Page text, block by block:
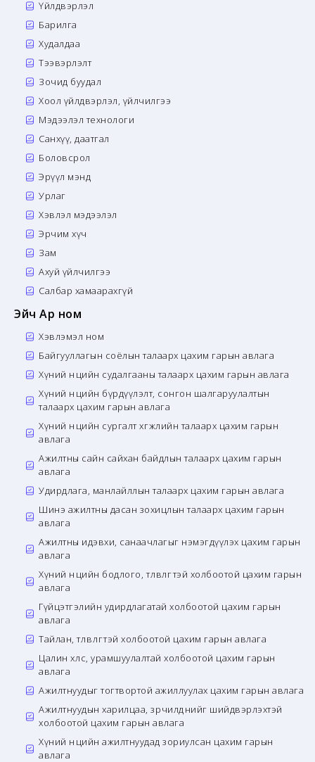
Үйлдвэрлэл
Барилга
Худалдаа
Тээвэрлэлт
Зочид буудал
Хоол үйлдвэрлэл, үйлчилгээ
Мэдээлэл технологи
Санхүү, даатгал
Боловсрол
Эрүүл мэнд
Урлаг
Хэвлэл мэдээлэл
Эрчим хүч
Зам
Ахуй үйлчилгээ
Салбар хамаарахгүй
Эйч Ар ном
Хэвлэмэл ном
Байгууллагын соёлын талаарх цахим гарын авлага
Хүний нөөцийн судалгааны талаарх цахим гарын авлага
Хүний нөөцийн бүрдүүлэлт, сонгон шалгаруулалтын
талаарх цахим гарын авлага
Хүний нөөцийн сургалт хөгжлийн талаарх цахим гарын
авлага
Ажилтны сайн сайхан байдлын талаарх цахим гарын
авлага
Удирдлага, манлайллын талаарх цахим гарын авлага
Шинэ ажилтны дасан зохицлын талаарх цахим гарын
авлага
Ажилтны идэвхи, санаачлагыг нэмэгдүүлэх цахим гарын
авлага
Хүний нөөцийн бодлого, төлөвлөгөөтэй холбоотой цахим гарын
авлага
Гүйцэтгэлийн удирдлагатай холбоотой цахим гарын
авлага
Тайлан, төлөвлөгөөтэй холбоотой цахим гарын авлага
Цалин хөлс, урамшуулалтай холбоотой цахим гарын
авлага
Ажилтнуудыг тогтвортой ажиллуулах цахим гарын авлага
Ажилтнуудын харилцаа, зөрчилдөөнийг шийдвэрлэхтэй
холбоотой цахим гарын авлага
Хүний нөөцийн ажилтнуудад зориулсан цахим гарын
авлага